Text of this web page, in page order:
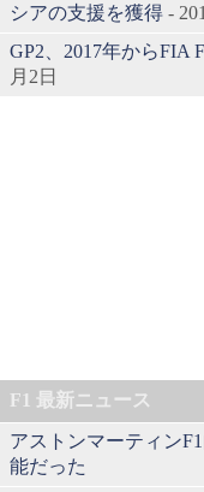
シアの支援を獲得 -
GP2、2017年からFIA
月2日
F1 最新ニュース
アストンマーティン
能だった